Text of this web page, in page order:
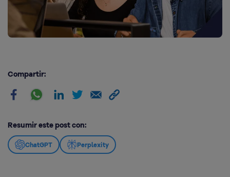
Compartir:
Resumir este post con:
ChatGPT Perplexity